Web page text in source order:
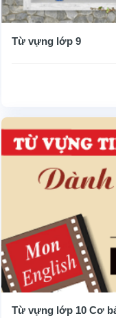
Từ vựng lớp 9
Từ vựng lớp 10 Cơ